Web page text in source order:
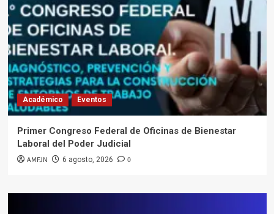
Académico Eventos
Primer Congreso Federal de Oficinas de Bienestar
Laboral del Poder Judicial
AMFJN 6 agosto, 2026 0